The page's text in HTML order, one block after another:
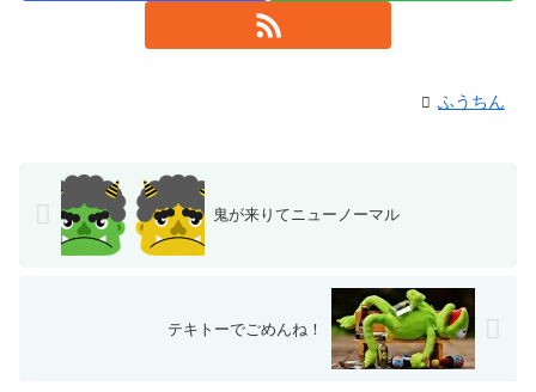
ふうちん
鬼が来りてニューノーマル
テキトーでごめんね！